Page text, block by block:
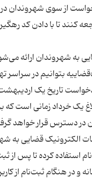
از سوی شهروندان
تا با دادن کد
کار طی 3ماه به مرور 14خدمت
تاریخ یک
یک خرداد زمانی است
الکترونیک قضایی
و در هنگام ثبت‌نام از